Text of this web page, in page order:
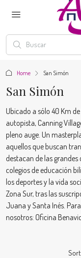
Home San Simón
San Simón
Ubicado a sólo 40 Km
autopista, Canning
pleno auge. Un
aquellos que buscan
destacan de las
colegios de educación
los deportes y la vida
Zona Sur, tras las
Juana y Santa Inés.
nosotros: Oficina